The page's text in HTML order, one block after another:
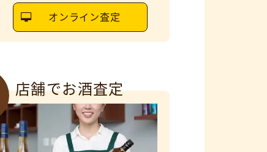
オンライン査定
店舗でお酒査定